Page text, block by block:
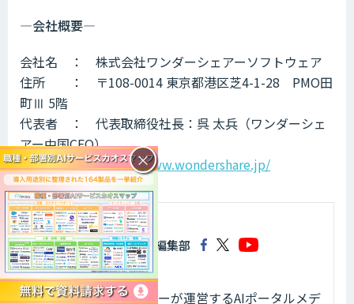
—会社概要—
会社名 ： 株式会社ワンダーシェアーソフトウェア
住所 ： 〒108-0014 東京都港区芝4-1-28 PMO田
町Ⅲ 5階
代表者 ： 代表取締役社長：呉 太兵（ワンダーシェ
アー中国CEO）
HP ：https://www.wondershare.jp/
AIsmiley編集部
株式会社アイスマイリーが運営するAIポータルメデ
×